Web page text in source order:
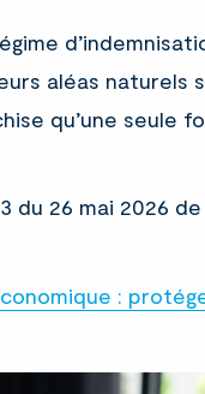
aléas naturels
qu’une seule
du 26 mai 2026
: